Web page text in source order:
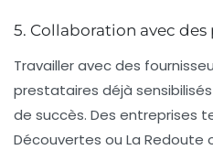
5. Collaboration avec
Travailler avec des
prestataires déjà
de succès. Des entreprises
Découvertes ou La Redoute